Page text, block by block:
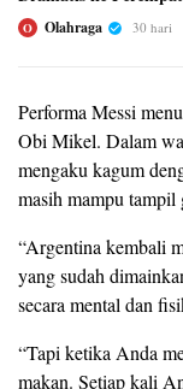
O Olahraga 30 hari
Performa Messi
Obi Mikel. Dalam
mengaku kagum
masih mampu
“Argentina kembali
yang sudah
secara mental dan
“Tapi ketika Anda
makan. Setiap kali